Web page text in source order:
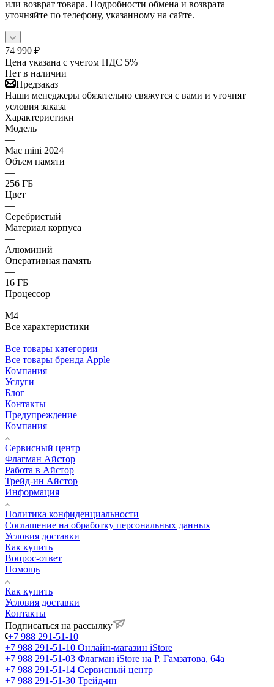
или возврат товара. Подробности обмена и возврата
уточняйте по телефону, указанному на сайте.
74 990 ₽
Цена указана с учетом НДС 5%
Нет в наличии
Предзаказ
Наши менеджеры обязательно свяжутся с вами и уточнят
условия заказа
Характеристики
Модель
—
Mac mini 2024
Объем памяти
—
256 ГБ
Цвет
—
Серебристый
Материал корпуса
—
Алюминий
Оперативная память
—
16 ГБ
Процессор
—
M4
Все характеристики
Все товары категории
Все товары бренда Apple
Компания
Услуги
Блог
Контакты
Предупреждение
Компания
Сервисный центр
Флагман Айстор
Работа в Айстор
Трейд-ин Айстор
Информация
Политика конфиденциальности
Соглашение на обработку персональных данных
Условия доставки
Как купить
Вопрос-ответ
Помощь
Как купить
Условия доставки
Контакты
Подписаться на рассылку
+7 988 291-51-10
+7 988 291-51-10 Онлайн-магазин iStore
+7 988 291-51-03 Флагман iStore на Р. Гамзатова, 64а
+7 988 291-51-14 Сервисный центр
+7 988 291-51-30 Трейд-ин